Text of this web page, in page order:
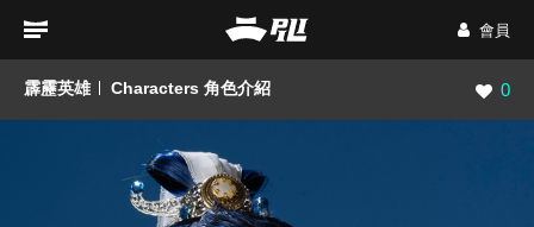
會員
霹靂英雄 Characters 角色介紹 瀏覽
0